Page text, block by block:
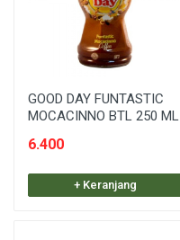
GOOD DAY FUNTASTIC
MOCACINNO BTL 250 ML
6.400
+ Keranjang